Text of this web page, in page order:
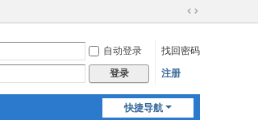
切
到
自动登录
找回密码
登录 注册
快捷导航